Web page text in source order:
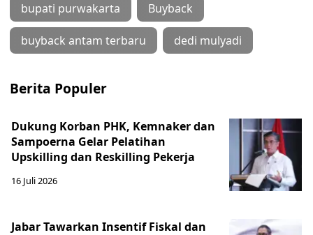
bupati purwakarta Buyback
buyback antam terbaru dedi mulyadi
Berita Populer
Dukung Korban PHK, Kemnaker dan
Sampoerna Gelar Pelatihan
Upskilling dan Reskilling Pekerja
16 Juli 2026
Jabar Tawarkan Insentif Fiskal dan